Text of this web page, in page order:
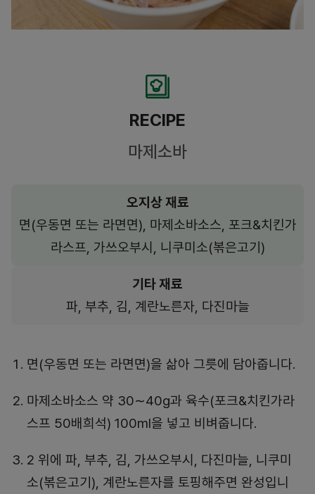
RECIPE
마제소바
오지상 재료
면(우동면 또는 라면면), 마제소바소스, 포크&치킨가
라스프, 가쓰오부시, 니쿠미소(볶은고기)
기타 재료
파, 부추, 김, 계란노른자, 다진마늘
면(우동면 또는 라면면)을 삶아 그릇에 담아줍니다.
마제소바소스 약 30∼40g과 육수(포크&치킨가라
스프 50배희석) 100ml을 넣고 비벼줍니다.
2 위에 파, 부추, 김, 가쓰오부시, 다진마늘, 니쿠미
소(볶은고기), 계란노른자를 토핑해주면 완성입니